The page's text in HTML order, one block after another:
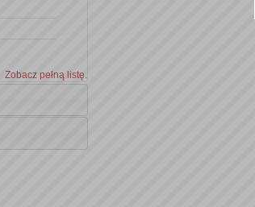
Zobacz pełną listę.